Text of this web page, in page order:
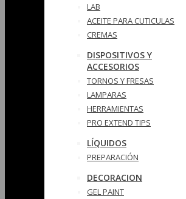
LAB
ACEITE PARA CUTICULAS
CREMAS
DISPOSITIVOS Y
ACCESORIOS
TORNOS Y FRESAS
LAMPARAS
HERRAMIENTAS
PRO EXTEND TIPS
LÍQUIDOS
PREPARACIÓN
DECORACION
GEL PAINT